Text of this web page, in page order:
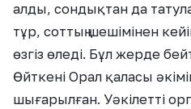
алды, сондықтан да
тұр, соттың шешімінен
өзгіз өледі. Бұл жерде
Өйткені Орал қаласы
шығарылған. Уәкілетті